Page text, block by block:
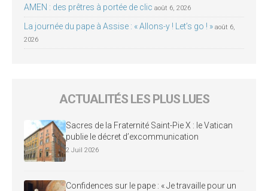
AMEN : des prêtres à portée de clic août 6, 2026
La journée du pape à Assise : « Allons-y ! Let’s go ! » août 6,
2026
ACTUALITÉS LES PLUS LUES
Sacres de la Fraternité Saint-Pie X : le Vatican
publie le décret d’excommunication
2 Juil 2026
Confidences sur le pape : « Je travaille pour un